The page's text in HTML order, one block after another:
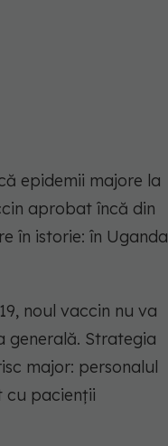
epidemii majore la
aprobat încă din
în istorie: în Uganda
noul vaccin nu va
generală. Strategia
major: personalul
cu pacienții